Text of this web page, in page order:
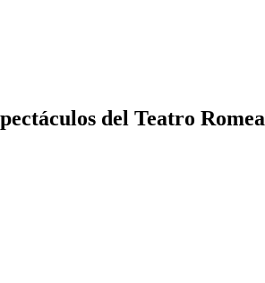
del Teatro Romea